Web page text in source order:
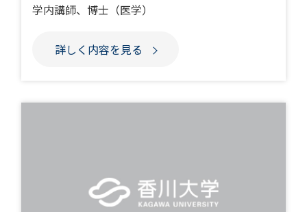
学内講師、博士（医学）
詳しく内容を見る